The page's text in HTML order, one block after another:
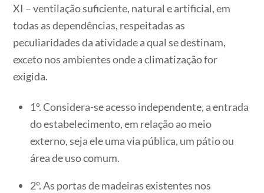
XI – ventilação suficiente, natural e artificial, em
todas as dependências, respeitadas as
peculiaridades da atividade a qual se destinam,
exceto nos ambientes onde a climatização for
exigida.
1º. Considera-se acesso independente, a entrada
do estabelecimento, em relação ao meio
externo, seja ele uma via pública, um pátio ou
área de uso comum.
2º. As portas de madeiras existentes nos